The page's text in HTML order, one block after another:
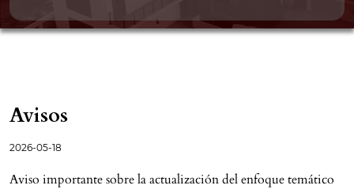
Avisos
2026-05-18
Aviso importante sobre la actualización del enfoque temático